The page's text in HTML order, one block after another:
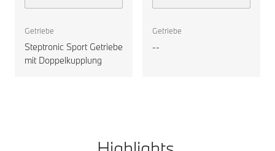
Gran Coupé
Getriebe
Steptronic Sport Getriebe
mit Doppelkupplung
auswählen
Getriebe
--